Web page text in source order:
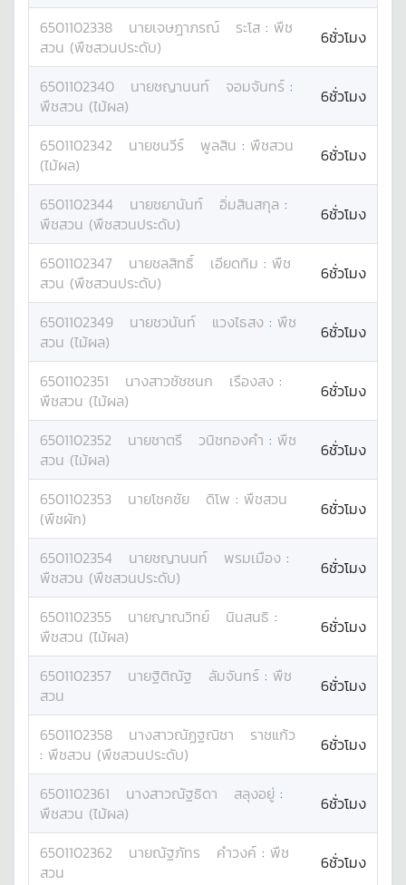
6501102338 นายเจษฎาภรณ์ ระโส : พืช
สวน (พืชสวนประดับ)
6ชั่วโมง
6501102340 นายชญานนท์ จอมจันทร์ :
พืชสวน (ไม้ผล)
6ชั่วโมง
6501102342 นายชนวีร์ พูลสิน : พืชสวน
(ไม้ผล)
6ชั่วโมง
6501102344 นายชยานันท์ อิ่มสินสกุล :
พืชสวน (พืชสวนประดับ)
6ชั่วโมง
6501102347 นายชลสิทธิ์ เอียดทิม : พืช
สวน (พืชสวนประดับ)
6ชั่วโมง
6501102349 นายชวนันท์ แวงไธสง : พืช
สวน (ไม้ผล)
6ชั่วโมง
6501102351 นางสาวชัชชนก เรืองสง :
พืชสวน (ไม้ผล)
6ชั่วโมง
6501102352 นายชาตรี วนิชทองคำ : พืช
สวน (ไม้ผล)
6ชั่วโมง
6501102353 นายโชคชัย ดิโพ : พืชสวน
(พืชผัก)
6ชั่วโมง
6501102354 นายชญานนท์ พรมเมือง :
พืชสวน (พืชสวนประดับ)
6ชั่วโมง
6501102355 นายญาณวิทย์ นินสนธิ :
พืชสวน (ไม้ผล)
6ชั่วโมง
6501102357 นายฐิติณัฐ ลัมจันทร์ : พืช
สวน
6ชั่วโมง
6501102358 นางสาวณัฏฐณิชา
ราชแก้ว
: พืชสวน (พืชสวนประดับ) 6ชั่วโมง
6501102361 นางสาวณัฐธิดา สลุงอยู่ :
พืชสวน (ไม้ผล)
6ชั่วโมง
6501102362 นายณัฐภัทร คำวงค์ : พืช
สวน
6ชั่วโมง